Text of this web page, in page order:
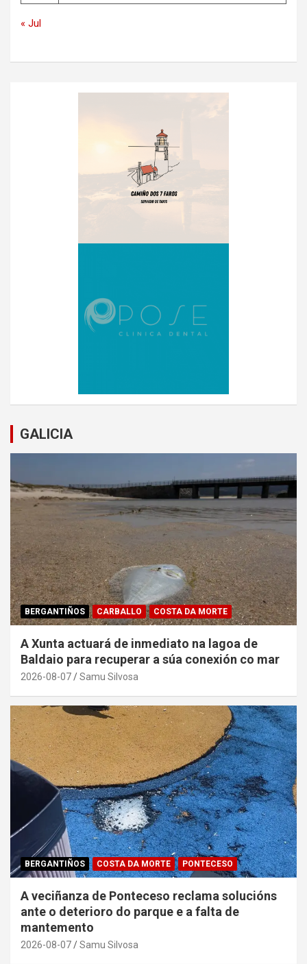
« Jul
GALICIA
BERGANTIÑOS CARBALLO COSTA DA MORTE
A Xunta actuará de inmediato na lagoa de
Baldaio para recuperar a súa conexión co mar
2026-08-07 Samu Silvosa
BERGANTIÑOS COSTA DA MORTE PONTECESO
A veciñanza de Ponteceso reclama solucións
ante o deterioro do parque e a falta de
mantemento
2026-08-07 Samu Silvosa